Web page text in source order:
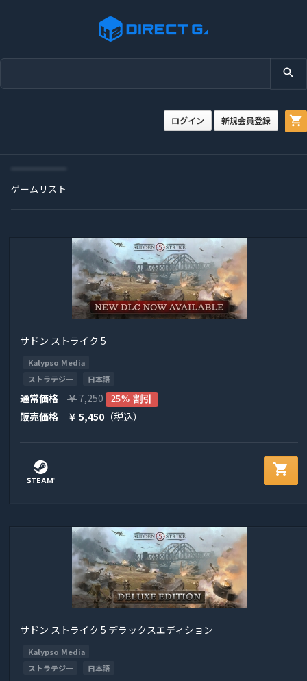
search
shopping_cart
ログイン 新規会員登録
ゲームリスト
サドン ストライク 5
Kalypso Media
ストラテジー
日本語
通常価格 ￥7,250 25% 割引
販売価格 ￥ 5,450 （税込）
shopping_cart
サドン ストライク 5 デラックスエディション
Kalypso Media
ストラテジー
日本語